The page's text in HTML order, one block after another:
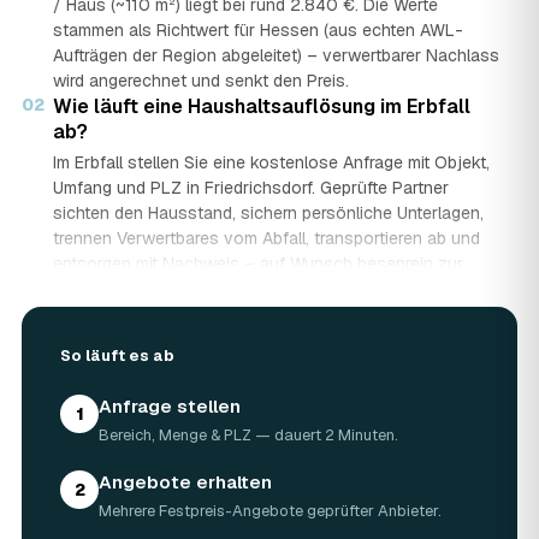
/ Haus (~110 m²) liegt bei rund 2.840 €. Die Werte
stammen als Richtwert für Hessen (aus echten AWL-
Aufträgen der Region abgeleitet) – verwertbarer Nachlass
wird angerechnet und senkt den Preis.
02 Wie läuft eine Haushaltsauflösung im Erbfall
ab?
Im Erbfall stellen Sie eine kostenlose Anfrage mit Objekt,
Umfang und PLZ in Friedrichsdorf. Geprüfte Partner
sichten den Hausstand, sichern persönliche Unterlagen,
trennen Verwertbares vom Abfall, transportieren ab und
entsorgen mit Nachweis – auf Wunsch besenrein zur
entscheiden in Ruhe, gerade wenn mehrere Erben beteiligt
Werden Wertgegenstände und Antiquitäten
angerechnet?
Ja. Antiquitäten, Möbel, Schmuck und ganze Sammlungen
aus dem Nachlass werden fachkundig begutachtet und
auf den Preis angerechnet. Bei wertvollem Hausstand
kann die Haushaltsauflösung in Friedrichsdorf dadurch
nahezu kostenneutral werden – in Einzelfällen bis hin zu
So läuft es ab
1 Anfrage stellen
Bereich, Menge & PLZ — dauert 2 Minuten.
2 Angebote erhalten
Mehrere Festpreis-Angebote geprüfter Anbieter.